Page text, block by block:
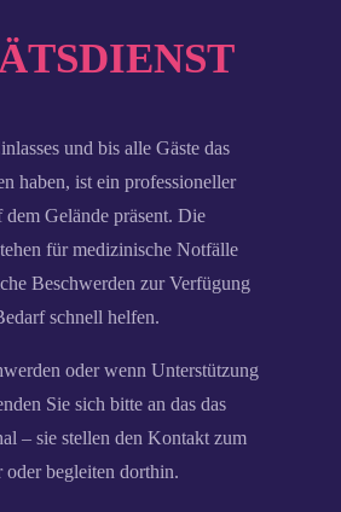
und bis alle Gäste das
haben, ist ein professioneller
dem Gelände präsent. Die
für medizinische Notfälle
Beschwerden zur Verfügung
schnell helfen.
oder wenn Unterstützung
Sie sich bitte an das das
– sie stellen den Kontakt zum
oder begleiten dorthin.